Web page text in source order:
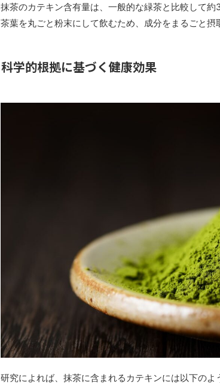
抹茶のカテキン含有量は、一般的な緑茶と比較して
茶葉を丸ごと粉末にして飲むため、成分をまるごと摂
科学的根拠に基づく健康効果
研究によれば、抹茶に含まれるカテキンには以下のよ